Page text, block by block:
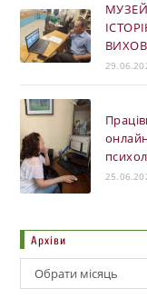
Архіви
Обрати місяць